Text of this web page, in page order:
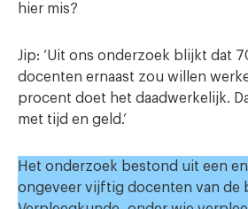
hier mis?
Jip: ‘Uit ons onderzoek blijkt dat
docenten ernaast zou willen
procent doet het daadwerkelijk.
met tijd en geld.’
Het onderzoek bestond uit een
ongeveer vijftig docenten van de